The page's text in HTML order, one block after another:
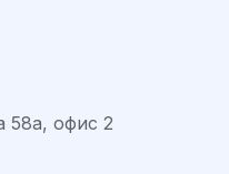
58а, офис 2